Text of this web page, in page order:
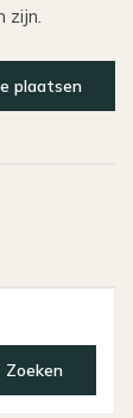
zijn.
Zoeken